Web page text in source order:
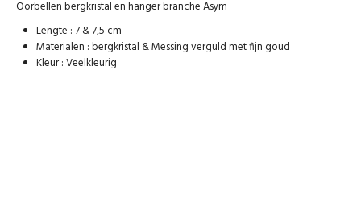
Oorbellen bergkristal en hanger branche Asym
Lengte : 7 & 7,5 cm
Materialen : bergkristal & Messing verguld met fijn goud
Kleur : Veelkleurig